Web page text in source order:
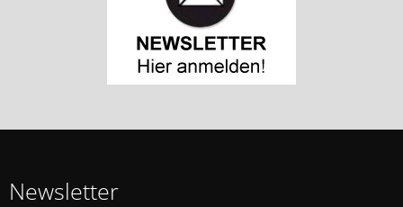
Newsletter